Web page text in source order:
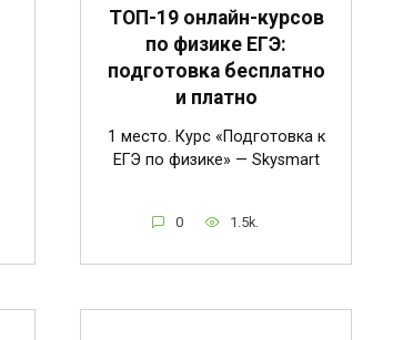
ТОП-19 онлайн-курсов
по физике ЕГЭ:
подготовка бесплатно
и платно
1 место. Курс «Подготовка к
ЕГЭ по физике» — Skysmart
0 1.5k.